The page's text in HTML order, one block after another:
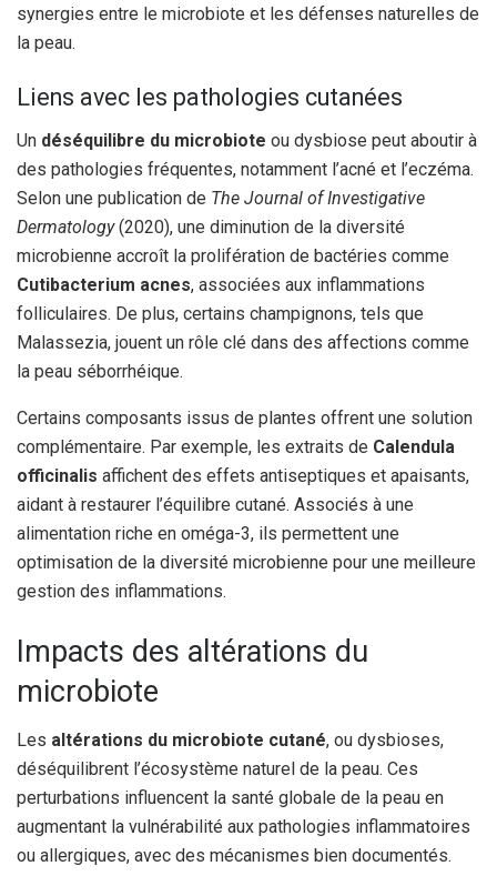
synergies entre le microbiote et les défenses naturelles de
la peau.
Liens avec les pathologies cutanées
Un déséquilibre du microbiote ou dysbiose peut aboutir à
des pathologies fréquentes, notamment l’acné et l’eczéma.
Selon une publication de The Journal of Investigative
Dermatology(2020), une diminution de la diversité
microbienne accroît la prolifération de bactéries comme
Cutibacterium acnes, associées aux inflammations
folliculaires. De plus, certains champignons, tels que
Malassezia, jouent un rôle clé dans des affections comme
la peau séborrhéique.
Certains composants issus de plantes offrent une solution
complémentaire. Par exemple, les extraits de Calendula
officinalis affichent des effets antiseptiques et apaisants,
aidant à restaurer l’équilibre cutané. Associés à une
alimentation riche en oméga-3, ils permettent une
optimisation de la diversité microbienne pour une meilleure
gestion des inflammations.
Impacts des altérations du
microbiote
Les altérations du microbiote cutané, ou dysbioses,
déséquilibrent l’écosystème naturel de la peau. Ces
perturbations influencent la santé globale de la peau en
augmentant la vulnérabilité aux pathologies inflammatoires
ou allergiques, avec des mécanismes bien documentés.